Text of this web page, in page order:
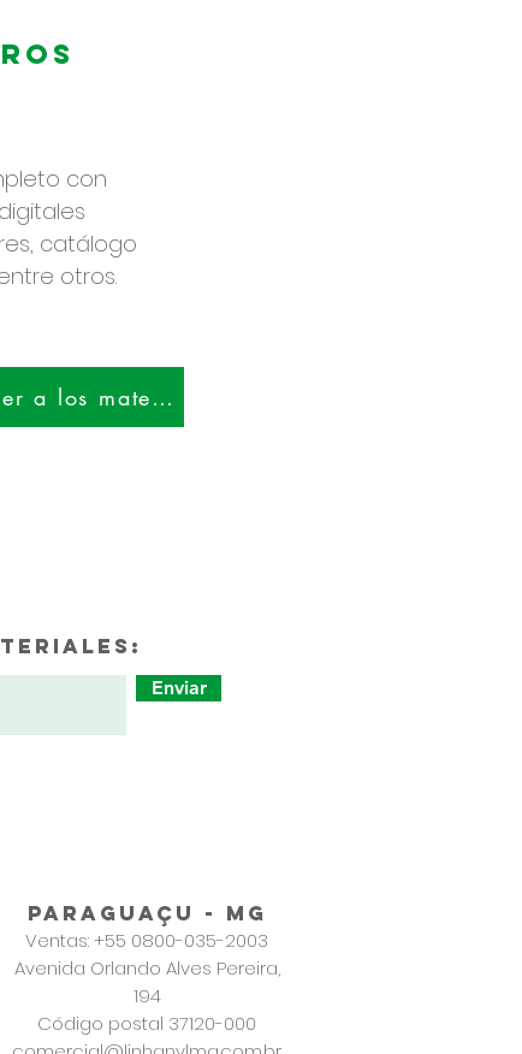
con
catálogo
otros.
¡Haga clic aquí para acceder a los materiales!
Enviar
PARAGUAÇU - MG
Ventas: +55 0800-035-2003
Avenida Orlando Alves Pereira,
194
Código postal 37120-000